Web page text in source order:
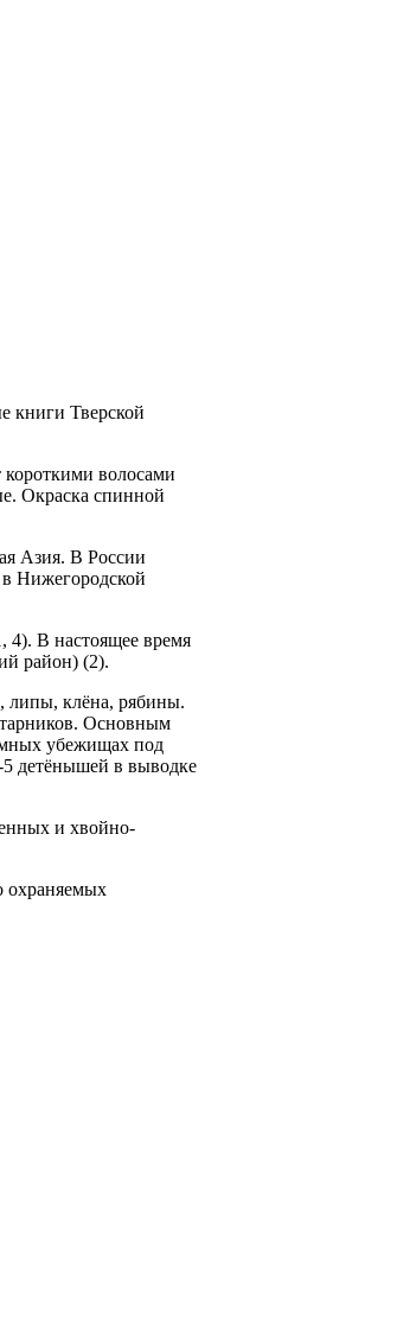
книги Тверской
волосами
Окраска спинной
Азия. В России
Нижегородской
4). В настоящее время
район) (2).
липы, клёна, рябины.
Основным
убежищах под
5 детёнышей в вы­водке
и хвойно-
ох­раняемых